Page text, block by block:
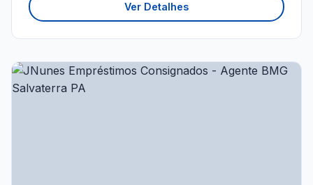
Ver Detalhes